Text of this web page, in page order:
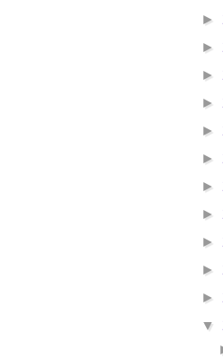
►
►
►
►
►
►
►
►
►
►
►
▼